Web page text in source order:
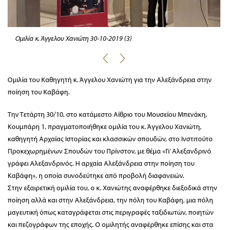
Ομιλία κ. Άγγελου Χανιώτη 30-10-2019 (3)
Ομιλία του Καθηγητή κ. Άγγελου Χανιώτη για την Αλεξάνδρεια στην
ποίηση του Καβάφη.
Την Τετάρτη 30/10, στο κατάμεστο Αίθριο του Μουσείου Μπενάκη,
Κουμπάρη 1, πραγματοποιήθηκε ομιλία του κ. Άγγελου Χανιώτη,
καθηγητή Αρχαίας Ιστορίας και κλασσικών σπουδών, στο Ινστιτούτο
Προκεχωρημένων Σπουδών του Πρίνστον, με θέμα «Γι’ Αλεξανδρινό
γράφει Αλεξανδρινός. Η αρχαία Αλεξάνδρεια στην ποίηση του
Καβάφη», η οποία συνοδεύτηκε από προβολή διαφανειών.
Στην εξαιρετική ομιλία του, ο κ. Χανιώτης αναφέρθηκε διεξοδικά στην
ποίηση αλλά και στην Αλεξάνδρεια, την πόλη του Καβάφη, μια πόλη
μαγευτική όπως καταγράφεται στις περιγραφές ταξιδιωτών, ποιητών
και πεζογράφων της εποχής. Ο ομιλητής αναφέρθηκε επίσης και στα